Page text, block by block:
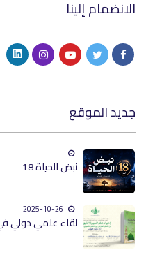
إلينا
نبض الحياة 18
لقاء علمي دولي في موضوع: